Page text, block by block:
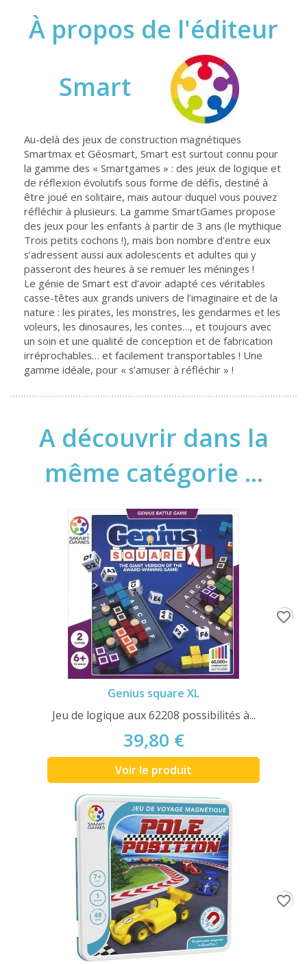
À propos de l'éditeur
Smart
Au-delà des jeux de construction magnétiques
Smartmax et Géosmart, Smart est surtout connu pour
la gamme des « Smartgames » : des jeux de logique et
de réflexion évolutifs sous forme de défis, destiné à
être joué en solitaire, mais autour duquel vous pouvez
réfléchir à plusieurs. La gamme SmartGames propose
des jeux pour les enfants à partir de 3 ans (le mythique
Trois petits cochons !), mais bon nombre d’entre eux
s’adressent aussi aux adolescents et adultes qui y
passeront des heures à se remuer les méninges !
Le génie de Smart est d’avoir adapté ces véritables
casse-têtes aux grands univers de l’imaginaire et de la
nature : les pirates, les monstres, les gendarmes et les
voleurs, les dinosaures, les contes…, et toujours avec
un soin et une qualité de conception et de fabrication
irréprochables… et facilement transportables ! Une
gamme idéale, pour « s’amuser à réfléchir » !
A découvrir dans la
même catégorie ...
Genius square XL
Jeu de logique aux 62208 possibilités à...
39,80 €
Voir le produit
favorite_border
favorite_border